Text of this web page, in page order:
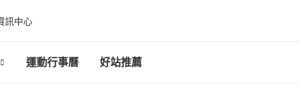
運動行事曆 好站推薦